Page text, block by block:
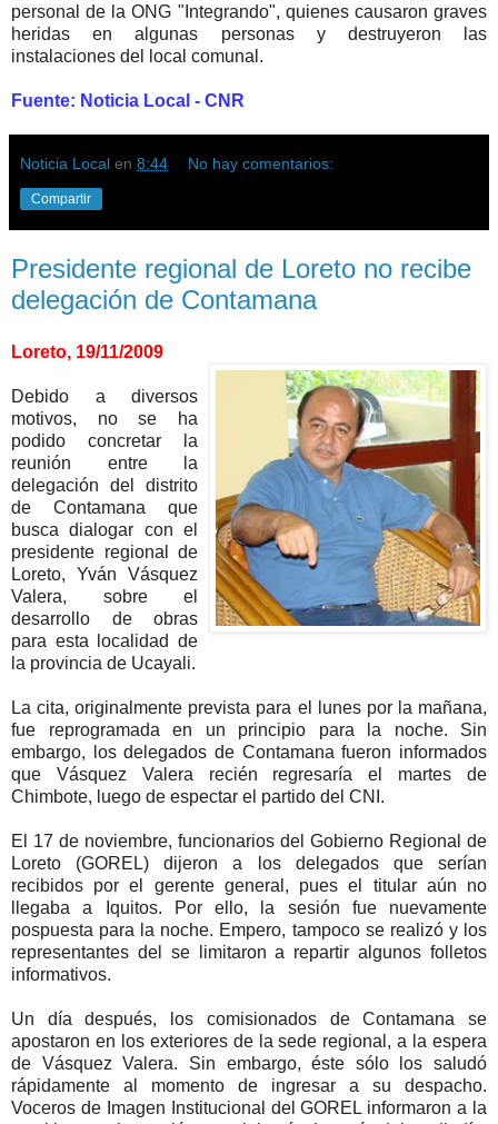
personal de la ONG "Integrando", quienes causaron graves
heridas en algunas personas y destruyeron las
instalaciones del local comunal.
Fuente: Noticia Local - CNR
Noticia Local en 8:44 No hay comentarios:
Compartir
Presidente regional de Loreto no recibe
delegación de Contamana
Loreto, 19/11/2009
Debido a diversos
motivos, no se ha
podido concretar la
reunión entre la
delegación del distrito
de Contamana que
busca dialogar con el
presidente regional de
Loreto, Yván Vásquez
Valera, sobre el
desarrollo de obras
para esta localidad de
la provincia de Ucayali.
La cita, originalmente prevista para el lunes por la mañana,
fue reprogramada en un principio para la noche. Sin
embargo, los delegados de Contamana fueron informados
que Vásquez Valera recién regresaría el martes de
Chimbote, luego de espectar el partido del CNI.
El 17 de noviembre, funcionarios del Gobierno Regional de
Loreto (GOREL) dijeron a los delegados que serían
recibidos por el gerente general, pues el titular aún no
llegaba a Iquitos. Por ello, la sesión fue nuevamente
pospuesta para la noche. Empero, tampoco se realizó y los
representantes del se limitaron a repartir algunos folletos
informativos.
Un día después, los comisionados de Contamana se
apostaron en los exteriores de la sede regional, a la espera
de Vásquez Valera. Sin embargo, éste sólo los saludó
rápidamente al momento de ingresar a su despacho.
Voceros de Imagen Institucional del GOREL informaron a la